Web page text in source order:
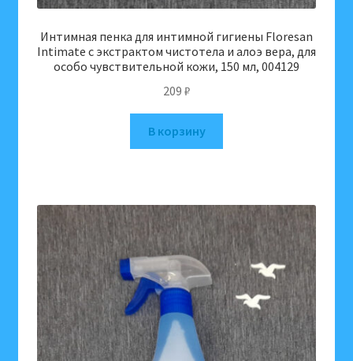
Интимная пенка для интимной гигиены Floresan
Intimate с экстрактом чистотела и алоэ вера, для
особо чувствительной кожи, 150 мл, 004129
209 ₽
В корзину